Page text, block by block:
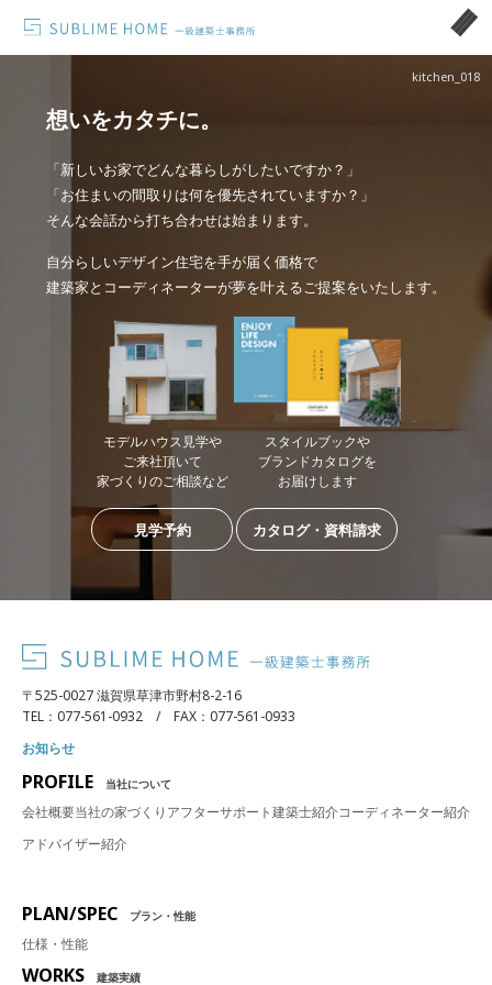
kitchen_018
想いをカタチに。
「新しいお家でどんな暮らしがしたいですか？」
「お住まいの間取りは何を優先されていますか？」
そんな会話から打ち合わせは始まります。
自分らしいデザイン住宅を手が届く価格で
建築家とコーディネーターが夢を叶えるご提案をいたします。
モデルハウス見学や
ご来社頂いて
家づくりのご相談など
見学予約
スタイルブックや
ブランドカタログを
お届けします
カタログ・資料請求
〒525-0027 滋賀県草津市野村8-2-16
TEL：077-561-0932 / FAX：077-561-0933
お知らせ
PROFILE 当社について
会社概要当社の家づくり アフターサポート建築士紹介コーディネーター紹介
アドバイザー紹介
PLAN/SPEC プラン・性能
仕様・性能
WORKS 建築実績